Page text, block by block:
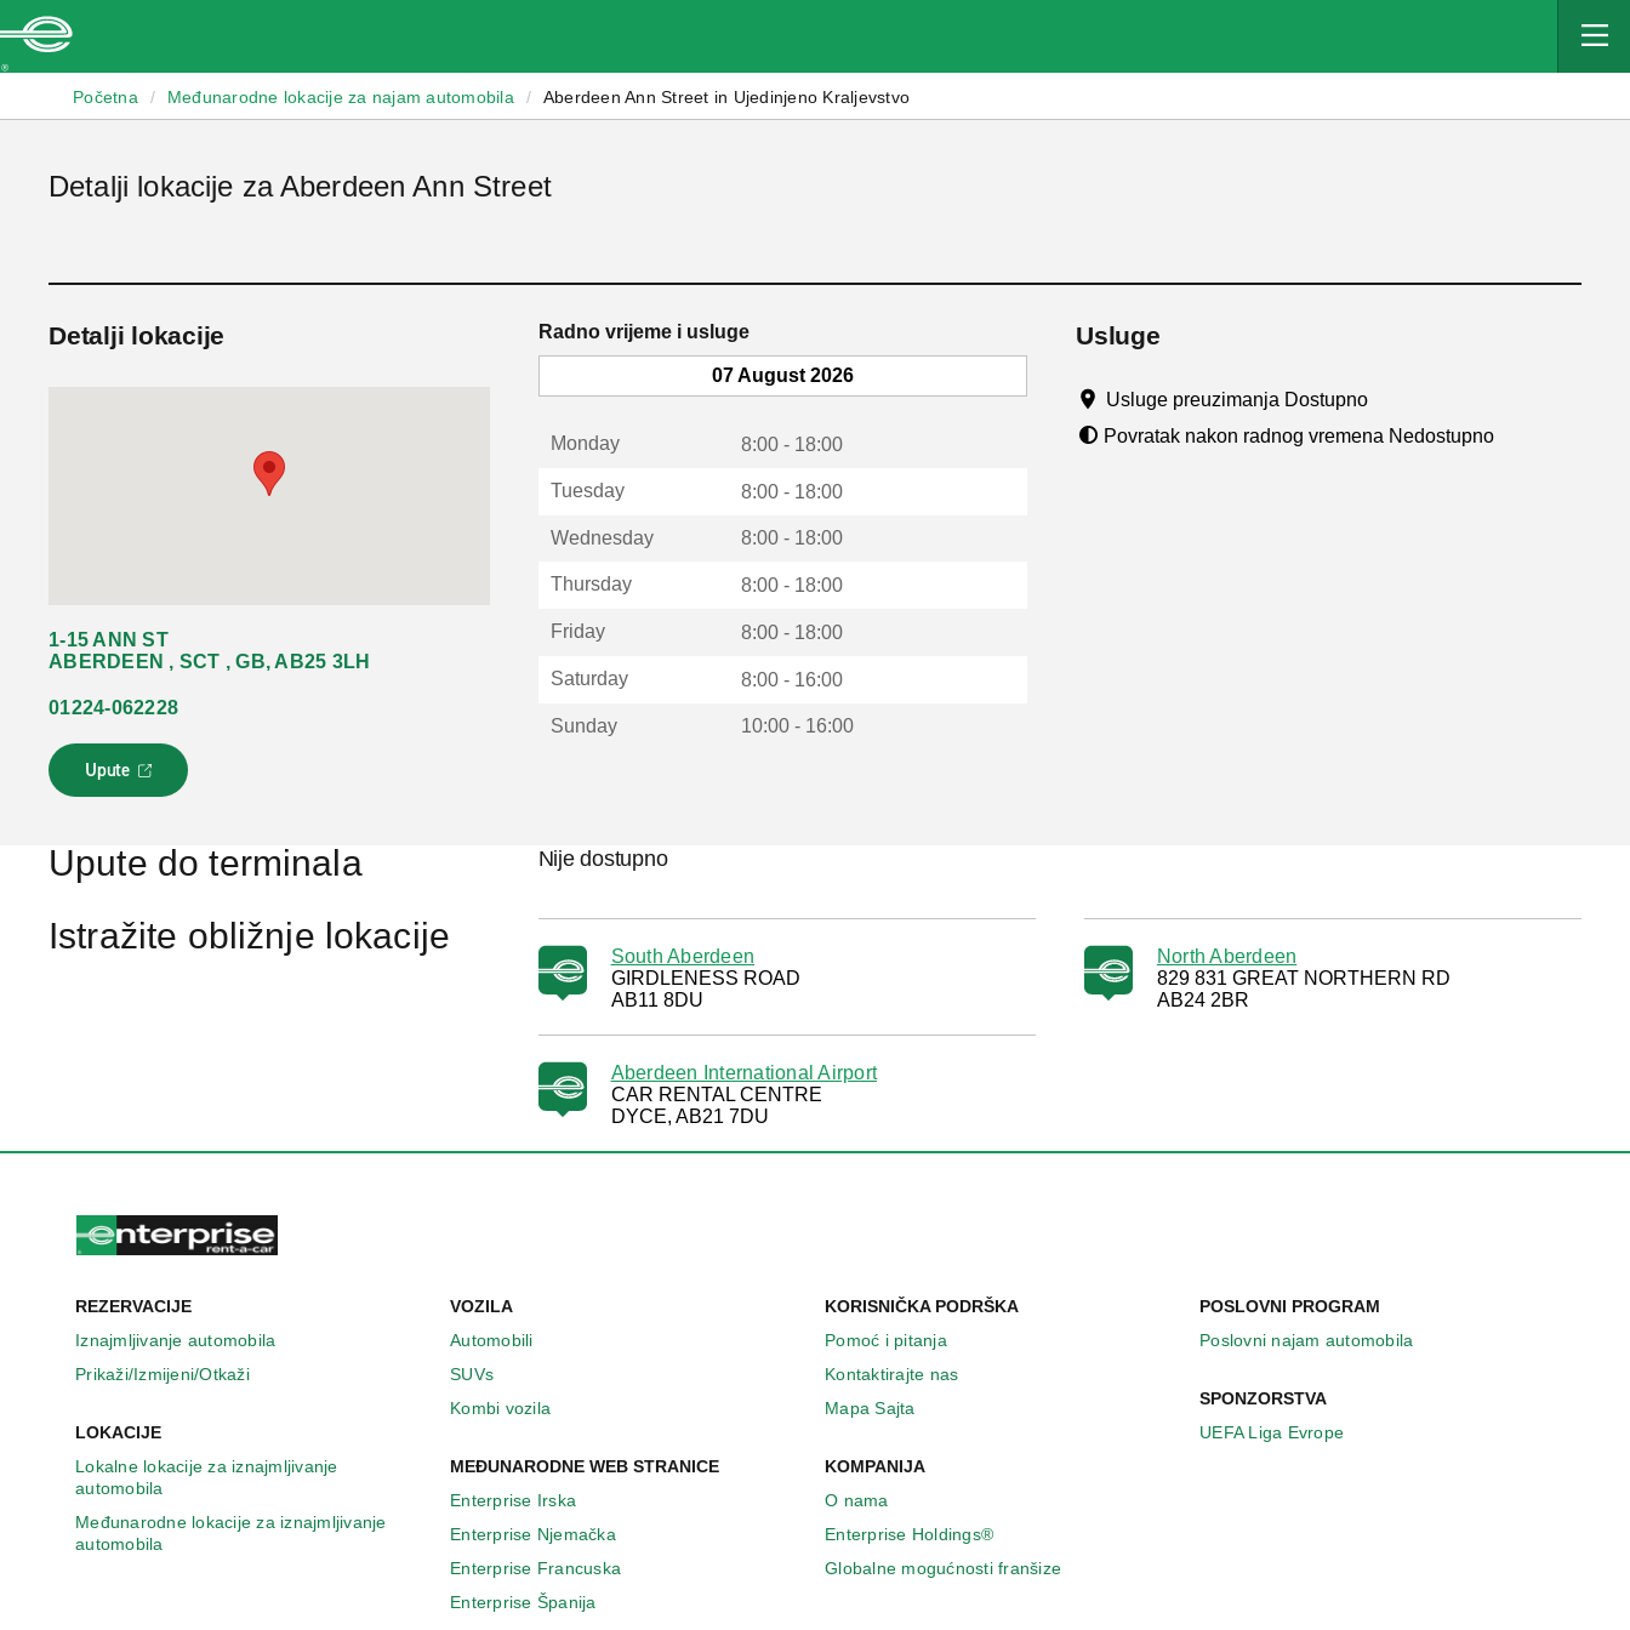
Početna / Međunarodne lokacije za najam automobila / Aberdeen Ann Street in Ujedinjeno Kraljevstvo
Detalji lokacije za Aberdeen Ann Street
Detalji lokacije
1-15 ANN ST
ABERDEEN , SCT , GB, AB25 3LH
01224-062228
Upute
L
i
s
o
t
p
r
o
o
r
Radno vrijeme i usluge
07 August 2026
Monday 8:00 - 18:00
Tuesday 8:00 - 18:00
Wednesday 8:00 - 18:00
Thursday 8:00 - 18:00
Friday 8:00 - 18:00
Saturday 8:00 - 16:00
Sunday 10:00 - 16:00
Usluge
Usluge preuzimanja Dostupno
Povratak nakon radnog vremena Nedostupno
Upute do terminala Nije dostupno
Istražite obližnje lokacije
South Aberdeen
GIRDLENESS ROAD
AB11 8DU
North Aberdeen
829 831 GREAT NORTHERN RD
AB24 2BR
Aberdeen International Airport
CAR RENTAL CENTRE
DYCE, AB21 7DU
REZERVACIJE
Iznajmljivanje automobila
Prikaži/Izmijeni/Otkaži
LOKACIJE
Lokalne lokacije za iznajmljivanje
automobila
Međunarodne lokacije za iznajmljivanje
automobila
VOZILA
Automobili
SUVs
Kombi vozila
MEĐUNARODNE WEB STRANICE
Enterprise Irska
Enterprise Njemačka
Enterprise Francuska
Enterprise Španija
KORISNIČKA PODRŠKA
Pomoć i pitanja
Kontaktirajte nas
Mapa Sajta
KOMPANIJA
O nama
Enterprise Holdings®
Globalne mogućnosti franšize
POSLOVNI PROGRAM
Poslovni najam automobila
SPONZORSTVA
UEFA Liga Evrope